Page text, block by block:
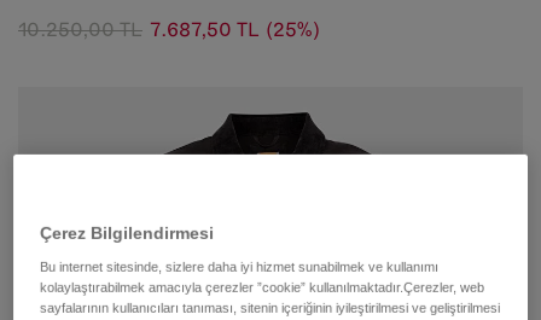
10.250,00 TL 7.687,50 TL (25%)
Çerez Bilgilendirmesi
Bu internet sitesinde, sizlere daha iyi hizmet sunabilmek ve kullanımı
kolaylaştırabilmek amacıyla çerezler ”cookie” kullanılmaktadır.Çerezler, web
sayfalarının kullanıcıları tanıması, sitenin içeriğinin iyileştirilmesi ve geliştirilmesi